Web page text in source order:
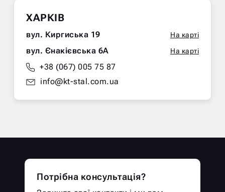
ХАРКІВ
вул. Киргиська 19 На карті
вул. Єнакієвська 6А На карті
+38 (067) 005 75 87
info@kt-stal.com.ua
Потрібна консультація?